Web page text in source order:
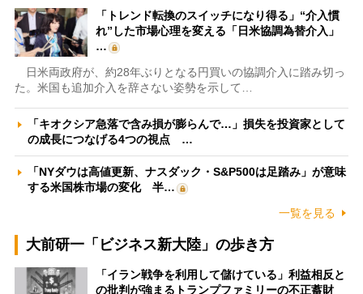
「トレンド転換のスイッチになり得る」“介入慣
れ”した市場心理を変える「日米協調為替介入」
…
日米両政府が、約28年ぶりとなる円買いの協調介入に踏み切っ
た。米国も追加介入を辞さない姿勢を示して…
「キオクシア急落で含み損が膨らんで…」損失を投資家として
の成長につなげる4つの視点 …
「NYダウは高値更新、ナスダック・S&P500は足踏み」が意味
する米国株市場の変化 半…
一覧を見る
大前研一「ビジネス新大陸」の歩き方
「イラン戦争を利用して儲けている」利益相反と
の批判が強まるトランプファミリーの不正蓄財